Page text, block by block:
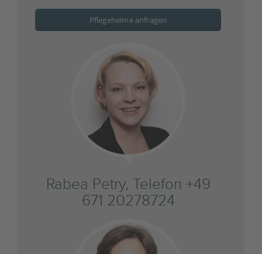
Pflegeheime anfragen
Rabea Petry, Telefon +49
671 20278724